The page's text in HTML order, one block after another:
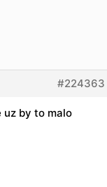
#224363
uz by to malo